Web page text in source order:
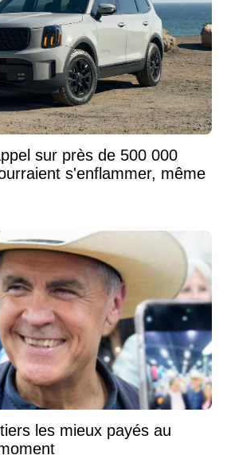
sur près de 500 000
s'enflammer, même
les mieux payés au